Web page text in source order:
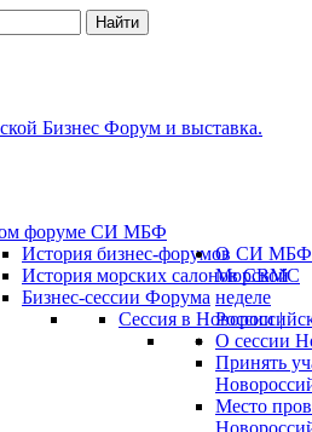
Найти
форуме СИ МБФ
История бизнес-форумов СИ МБФ
История морских салонов СВМС
Бизнес-сессии Форума
Сессия в
О сессии
Принять
Место
О
Морской
неделе
России |